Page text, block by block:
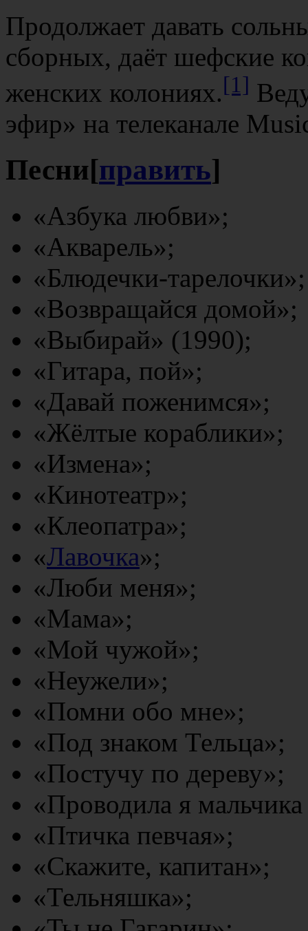
Продолжает давать
сборных, даёт шефские
женских колониях.[1]
эфир» на телеканале
Песни[править]
«Азбука любви»;
«Акварель»;
«Блюдечки-тарелочки»;
«Возвращайся домой»;
«Выбирай» (1990);
«Гитара, пой»;
«Давай поженимся»;
«Жёлтые кораблики»;
«Измена»;
«Кинотеатр»;
«Клеопатра»;
«Лавочка»;
«Люби меня»;
«Мама»;
«Мой чужой»;
«Неужели»;
«Помни обо мне»;
«Под знаком Тельца»;
«Постучу по дереву»;
«Проводила я
«Птичка певчая»;
«Скажите, капитан»;
«Тельняшка»;